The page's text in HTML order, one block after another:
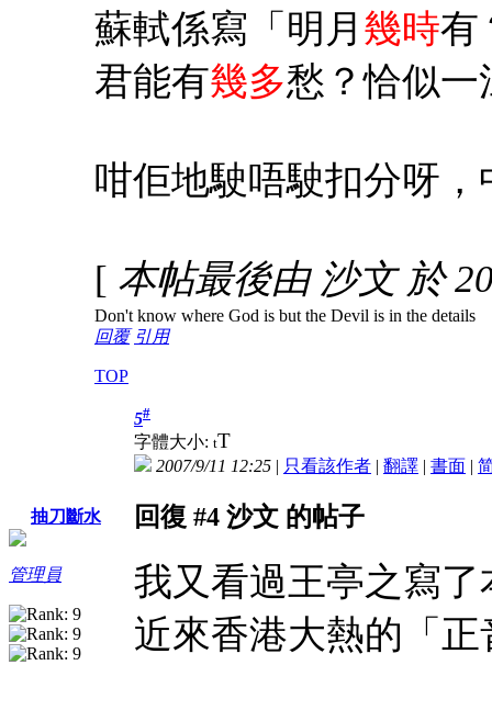
蘇軾係寫「明月 幾時有
君能有幾多愁？恰似
咁佢地駛唔駛扣分呀，
[ 本帖最後由 沙文 於
Don't know where God is but the Devil is in the details
回覆 引用
TOP
抽刀斷水
管理員
5#
字體大小: tT
2007/9/11 12:25 | 只看該作者 | 翻譯 | 書面 |
回復 #4 沙文 的帖子
我又看過王亭之寫
近來香港大熱的「